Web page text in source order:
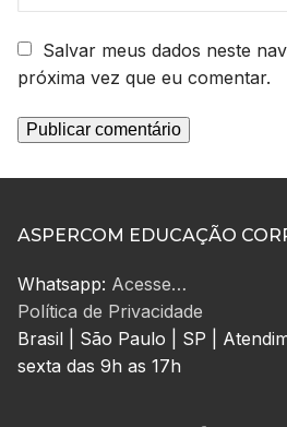
Salvar meus dados neste
próxima vez que eu comentar.
ASPERCOM EDUCAÇÃO
Whatsapp: Acesse…
Política de Privacidade
Brasil | São Paulo | SP |
sexta das 9h as 17h